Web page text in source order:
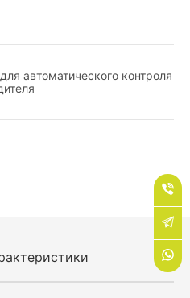
автоматического контроля